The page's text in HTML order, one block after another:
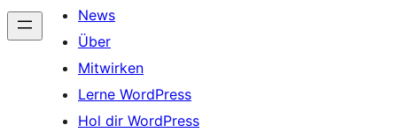
News
Über
Mitwirken
Lerne WordPress
Hol dir WordPress